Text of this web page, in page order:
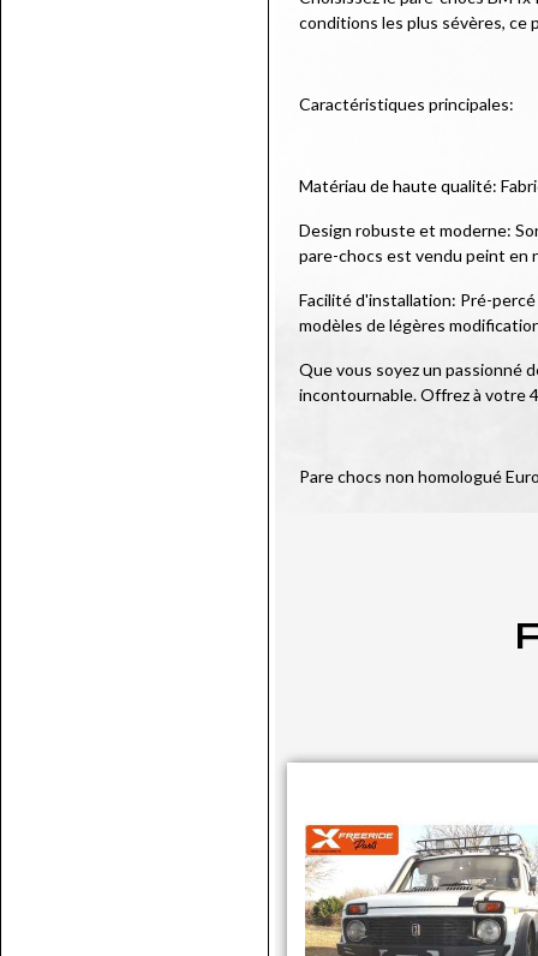
conditions les plus sévères, ce
Caractéristiques principales:
Matériau de haute qualité:
Design robuste et moderne:
pare-chocs est vendu peint en
Facilité d'installation: Pré-
modèles de légères
Que vous soyez un passionné
incontournable. Offrez à votre
Pare chocs non homologué